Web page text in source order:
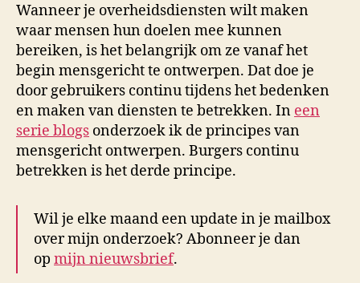
Wanneer je overheidsdiensten wilt maken
waar mensen hun doelen mee kunnen
bereiken, is het belangrijk om ze vanaf het
begin mensgericht te ontwerpen. Dat doe je
door gebruikers continu tijdens het bedenken
en maken van diensten te betrekken. In een
serie blogs onderzoek ik de principes van
mensgericht ontwerpen. Burgers continu
betrekken is het derde principe.
Wil je elke maand een update in je mailbox
over mijn onderzoek? Abonneer je dan
op mijn nieuwsbrief.